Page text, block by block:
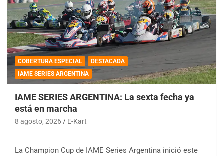
COBERTURA ESPECIAL
DESTACADA
IAME SERIES ARGENTINA
IAME SERIES ARGENTINA: La sexta fecha ya
está en marcha
8 agosto, 2026 E-Kart
La Champion Cup de IAME Series Argentina inició este